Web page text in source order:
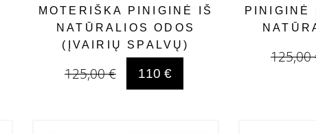
MOTERIŠKA PINIGINĖ IŠ
NATŪRALIOS ODOS
(ĮVAIRIŲ SPALVŲ)
125,00 € 110 €
PINIGINĖ
125,00